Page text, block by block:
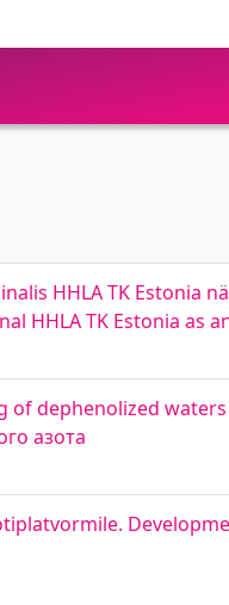
HHLA TK Estonia
HHLA TK Estonia as
of dephenolized
азота